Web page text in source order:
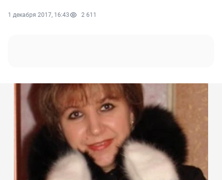
1 декабря 2017, 16:43 2 611